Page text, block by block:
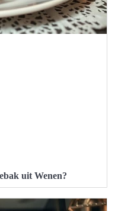
uit Wenen?